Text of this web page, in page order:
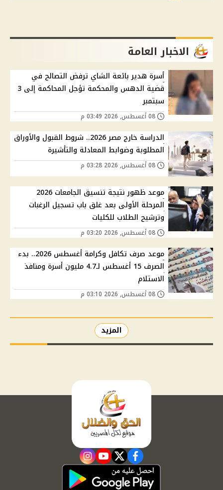
الاخبار العامة
أسرة هدير بائعة الشاي ترفض التصالح في
قضية الدهس والمحكمة تؤجل المحاكمة إلى 3
سبتمبر
الدراسة خارج مصر 2026.. شروط القبول والأوراق
المطلوبة وضوابط المعادلة والتأشيرة
موعد ظهور نتيجة تنسيق الجامعات 2026
المرحلة الأولى بعد غلق باب تسجيل الرغبات
وترشيح الطلاب للكليات
موعد صرف تكافل وكرامة أغسطس 2026.. بدء
الصرف 15 أغسطس لـ4.7 مليون أسرة ومنافذ
الاستلام
المزيد
facebook
twitter
youtube
instagram